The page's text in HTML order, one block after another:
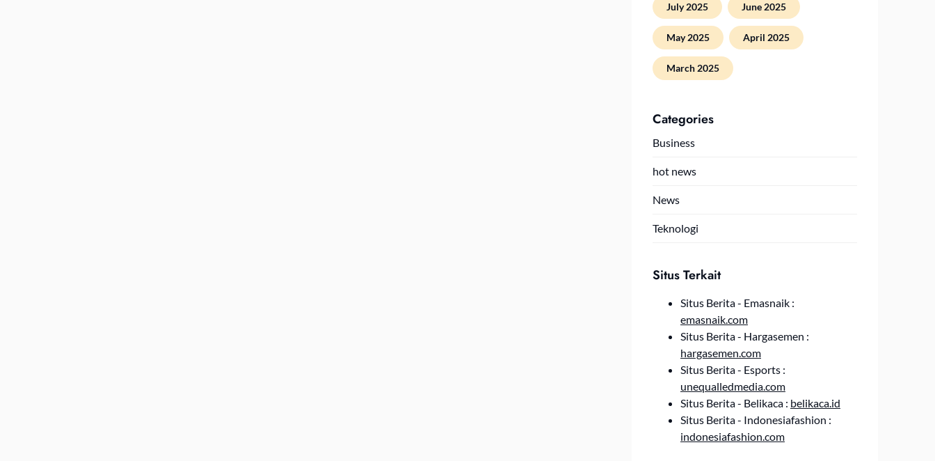
July 2025 June 2025
May 2025 April 2025
March 2025
Categories
Business
hot news
News
Teknologi
Situs Terkait
Situs Berita - Emasnaik :
emasnaik.com
Situs Berita - Hargasemen :
hargasemen.com
Situs Berita - Esports :
unequalledmedia.com
Situs Berita - Belikaca : belikaca.id
Situs Berita - Indonesiafashion :
indonesiafashion.com